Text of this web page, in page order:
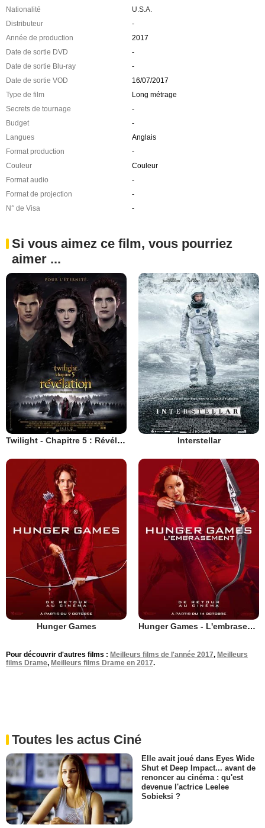
Nationalité
U.S.A.
Distributeur
-
Année de production
2017
Date de sortie DVD
-
Date de sortie Blu-ray
-
Date de sortie VOD
16/07/2017
Type de film
Long métrage
Secrets de tournage
-
Budget
-
Langues
Anglais
Format production
-
Couleur
Couleur
Format audio
-
Format de projection
-
N° de Visa
-
Si vous aimez ce film, vous pourriez
aimer ...
Twilight - Chapitre 5 : Révélation 2e partie Interstellar
Hunger Games Hunger Games - L'embrasement
Pour découvrir d'autres films : Meilleurs films de l'année 2017, Meilleurs
films Drame, Meilleurs films Drame en 2017.
Toutes les actus Ciné
Elle avait joué dans Eyes Wide
Shut et Deep Impact... avant de
renoncer au cinéma : qu'est
devenue l'actrice Leelee
Sobieksi ?